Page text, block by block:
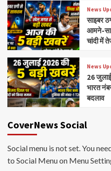
News
साइबर
आमने-
चांदी में
News
26
भारत
बदलाव
CoverNews Social
Social menu is not set. You
to Social Menu on Menu